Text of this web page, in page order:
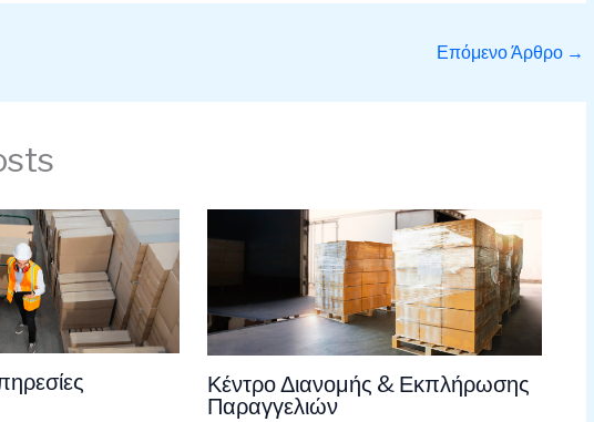
Επόμενο Άρθρο →
Κέντρο Διανομής & Εκπλήρωσης
Παραγγελιών